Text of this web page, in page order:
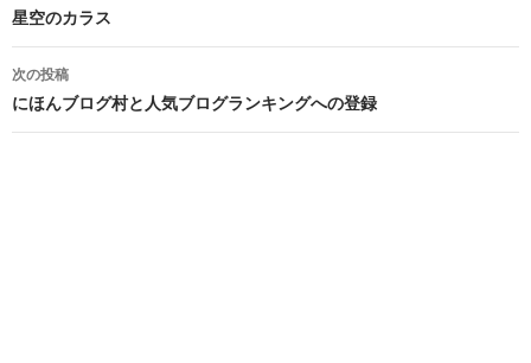
稿
ナ
ビ
ゲ
星空のカラス
次の投稿
にほんブログ村と人気ブログランキングへの登録